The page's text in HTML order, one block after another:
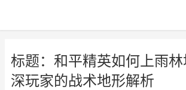
标题：和平精英如何上雨
深玩家的战术地形解析